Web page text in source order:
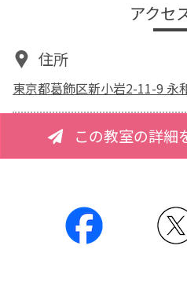
アクセ
住所
東京都葛飾区新小岩2-11-9 永
この教室の詳細